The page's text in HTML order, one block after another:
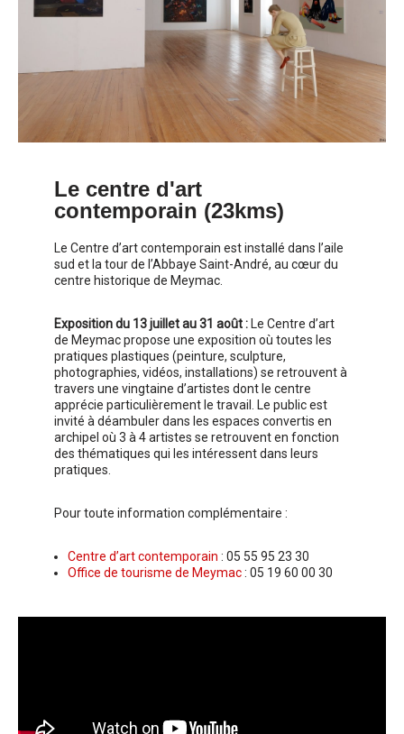
Le centre d'art
contemporain (23kms)
Le Centre d’art contemporain est installé dans l’aile
sud et la tour de l’Abbaye Saint-André, au cœur du
centre historique de Meymac.
Exposition du 13 juillet au 31 août : Le Centre d’art
de Meymac propose une exposition où toutes les
pratiques plastiques (peinture, sculpture,
photographies, vidéos, installations) se retrouvent à
travers une vingtaine d’artistes dont le centre
apprécie particulièrement le travail. Le public est
invité à déambuler dans les espaces convertis en
archipel où 3 à 4 artistes se retrouvent en fonction
des thématiques qui les intéressent dans leurs
pratiques.
Pour toute information complémentaire :
Centre d’art contemporain : 05 55 95 23 30
Office de tourisme de Meymac: 05 19 60 00 30